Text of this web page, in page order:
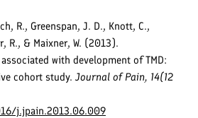
R., Greenspan, J. D., Knott, C.,
R., & Maixner, W. (2013).
with development of TMD:
cohort study. Journal of Pain, 14(12
j.jpain.2013.06.009